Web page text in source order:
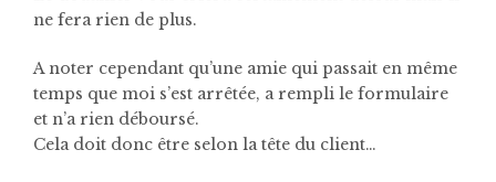
ne fera rien de plus.
A noter cependant qu’une amie qui passait en même
temps que moi s’est arrêtée, a rempli le formulaire
et n’a rien déboursé.
Cela doit donc être selon la tête du client…